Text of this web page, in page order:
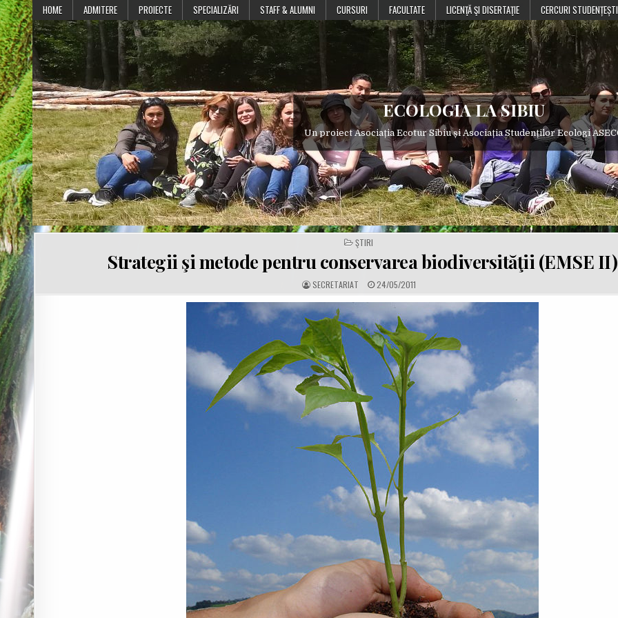
Skip
to
content
HOME ADMITERE PROIECTE SPECIALIZĂRI STAFF & ALUMNI CURSURI FACULTATE LICENŢĂ ŞI DISERTAŢIE CERCURI STUDENȚEȘTI
ECOLOGIA LA SIBIU
Un proiect Asociația Ecotur Sibiu și Asociația Studenților Ecologi
POSTED
IN
ŞTIRI
Strategii şi metode pentru conservarea biodiversităţii (EMSE II)
A
U
T
H
O
R
:
SECRETARIAT P
U
B
S
H
E
D
D
24/05/2011